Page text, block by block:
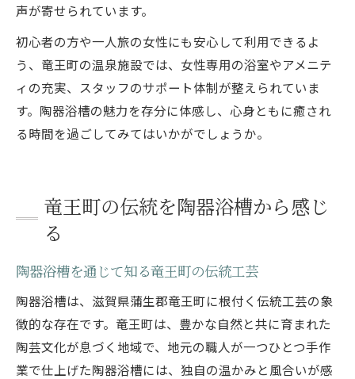
声が寄せられています。
初心者の方や一人旅の女性にも安心して利用できるよ
う、竜王町の温泉施設では、女性専用の浴室やアメニテ
ィの充実、スタッフのサポート体制が整えられていま
す。陶器浴槽の魅力を存分に体感し、心身ともに癒され
る時間を過ごしてみてはいかがでしょうか。
竜王町の伝統を陶器浴槽から感じ
る
陶器浴槽を通じて知る竜王町の伝統工芸
陶器浴槽は、滋賀県蒲生郡竜王町に根付く伝統工芸の象
徴的な存在です。竜王町は、豊かな自然と共に育まれた
陶芸文化が息づく地域で、地元の職人が一つひとつ手作
業で仕上げた陶器浴槽には、独自の温かみと風合いが感